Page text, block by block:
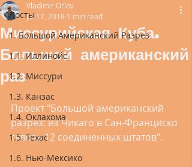
Посты
1. Большой Американский Разрез
1.1. Иллинойс
1.2. Миссури
1.3. Канзас
1.4. Оклахома
1.5. Техас
1.6. Нью-Мексико
Миссурийская Куба.
Большой американский
раз
Vladimir Orlov
Jul 17, 2018 1 min read
Проект "Большой американский
разрез: из Чикаго в Сан-Франциско
сквозь 12 соединенных штатов".